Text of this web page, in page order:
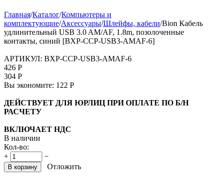
Главная/Каталог/Компьютеры и
комплектующие/Аксессуары/Шлейфы, кабели/Bion Кабель
удлинительный USB 3.0 AM/AF, 1.8m, позолоченные
контакты, синий [BXP-CCP-USB3-AMAF-6]
АРТИКУЛ: BXP-CCP-USB3-AMAF-6
426 Р
304 Р
Вы экономите: 122 Р
ДЕЙСТВУЕТ ДЛЯ ЮРЛИЦ ПРИ ОПЛАТЕ ПО Б/Н
РАСЧЕТУ
ВКЛЮЧАЕТ НДС
В наличии
Кол-во:
+
−
В корзину Отложить